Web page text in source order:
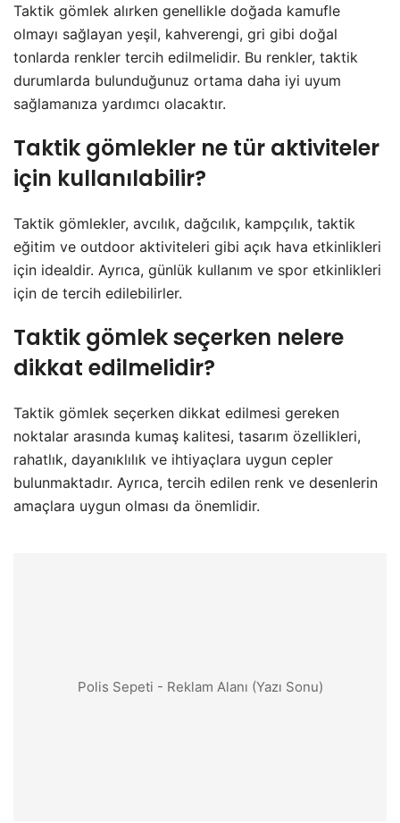
Taktik gömlek alırken genellikle doğada kamufle
olmayı sağlayan yeşil, kahverengi, gri gibi doğal
tonlarda renkler tercih edilmelidir. Bu renkler, taktik
durumlarda bulunduğunuz ortama daha iyi uyum
sağlamanıza yardımcı olacaktır.
Taktik gömlekler ne tür aktiviteler
için kullanılabilir?
Taktik gömlekler, avcılık, dağcılık, kampçılık, taktik
eğitim ve outdoor aktiviteleri gibi açık hava etkinlikleri
için idealdir. Ayrıca, günlük kullanım ve spor etkinlikleri
için de tercih edilebilirler.
Taktik gömlek seçerken nelere
dikkat edilmelidir?
Taktik gömlek seçerken dikkat edilmesi gereken
noktalar arasında kumaş kalitesi, tasarım özellikleri,
rahatlık, dayanıklılık ve ihtiyaçlara uygun cepler
bulunmaktadır. Ayrıca, tercih edilen renk ve desenlerin
amaçlara uygun olması da önemlidir.
Polis Sepeti - Reklam Alanı (Yazı Sonu)